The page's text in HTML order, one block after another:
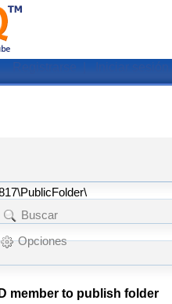
Registrarse Iniciar sesión
Buscar
Opciones
member to publish folder